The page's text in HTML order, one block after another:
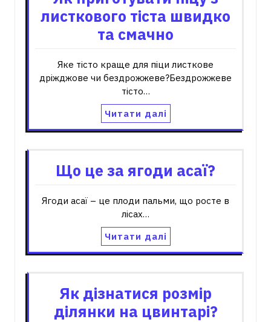
листкового тіста швидко
та смачно
Яке тісто краще для піци листкове
дріжджове чи бездрожжеве?Бездрожжеве
тісто…
Читати далі
Що це за ягоди асаї?
Ягоди асаї – це плоди пальми, що росте в
лісах…
Читати далі
Як дізнатися розмір
ділянки на цвинтарі?